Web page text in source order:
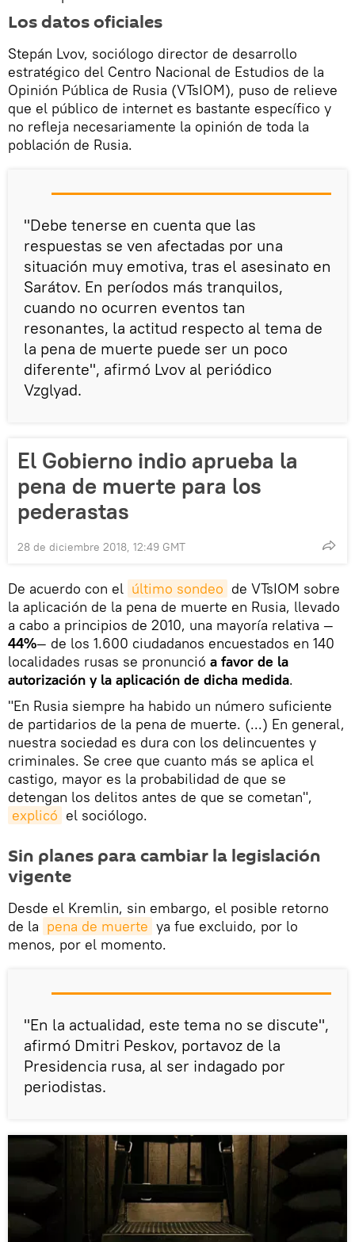
Los datos oficiales
Stepán Lvov, sociólogo director de desarrollo
estratégico del Centro Nacional de Estudios de la
Opinión Pública de Rusia (VTsIOM), puso de relieve
que el público de internet es bastante específico y
no refleja necesariamente la opinión de toda la
población de Rusia.
"Debe tenerse en cuenta que las
respuestas se ven afectadas por una
situación muy emotiva, tras el asesinato en
Sarátov. En períodos más tranquilos,
cuando no ocurren eventos tan
resonantes, la actitud respecto al tema de
la pena de muerte puede ser un poco
diferente", afirmó Lvov al periódico
Vzglyad.
El Gobierno indio aprueba la
pena de muerte para los
pederastas
28 de diciembre 2018, 12:49 GMT
De acuerdo con el último sondeo de VTsIOM sobre
la aplicación de la pena de muerte en Rusia, llevado
a cabo a principios de 2010, una mayoría relativa —
44%— de los 1.600 ciudadanos encuestados en 140
localidades rusas se pronunció a favor de la
autorización y la aplicación de dicha medida.
"En Rusia siempre ha habido un número suficiente
de partidarios de la pena de muerte. (...) En general,
nuestra sociedad es dura con los delincuentes y
criminales. Se cree que cuanto más se aplica el
castigo, mayor es la probabilidad de que se
detengan los delitos antes de que se cometan",
explicó el sociólogo.
Sin planes para cambiar la legislación
vigente
Desde el Kremlin, sin embargo, el posible retorno
de la pena de muerte ya fue excluido, por lo
menos, por el momento.
"En la actualidad, este tema no se discute",
afirmó Dmitri Peskov, portavoz de la
Presidencia rusa, al ser indagado por
periodistas.